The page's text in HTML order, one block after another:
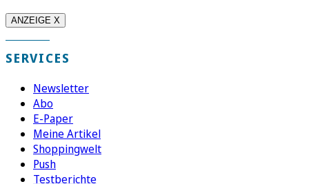
ANZEIGE X
SERVICES
Newsletter
Abo
E-Paper
Meine Artikel
Shoppingwelt
Push
Testberichte